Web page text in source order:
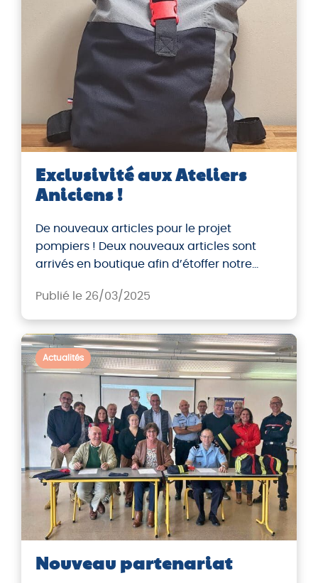
Exclusivité aux Ateliers
Aniciens !
De nouveaux articles pour le projet
pompiers ! Deux nouveaux articles sont
arrivés en boutique afin d’étoffer notre
originaux confectionnés par nos soins. Vous
ne verrez ça nul part ailleurs !
Publié le 26/03/2025
Actualités
Nouveau partenariat